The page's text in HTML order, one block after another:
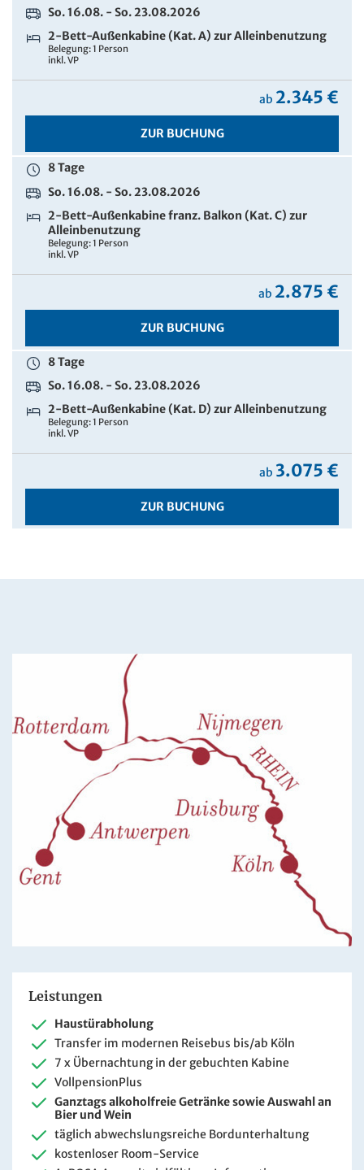
So. 16.08. - So. 23.08.2026
2-Bett-Außenkabine (Kat. A) zur Alleinbenutzung
Belegung: 1 Person
inkl. VP
ab 2.345 €
ZUR BUCHUNG
8 Tage
So. 16.08. - So. 23.08.2026
2-Bett-Außenkabine franz. Balkon (Kat. C) zur
Alleinbenutzung
Belegung: 1 Person
inkl. VP
ab 2.875 €
ZUR BUCHUNG
8 Tage
So. 16.08. - So. 23.08.2026
2-Bett-Außenkabine (Kat. D) zur Alleinbenutzung
Belegung: 1 Person
inkl. VP
ab 3.075 €
ZUR BUCHUNG
Leistungen
Haustürabholung
Transfer im modernen Reisebus bis/ab Köln
7 x Übernachtung in der gebuchten Kabine
VollpensionPlus
Ganztags alkoholfreie Getränke sowie Auswahl an
Bier und Wein
täglich abwechslungsreiche Bordunterhaltung
kostenloser Room-Service